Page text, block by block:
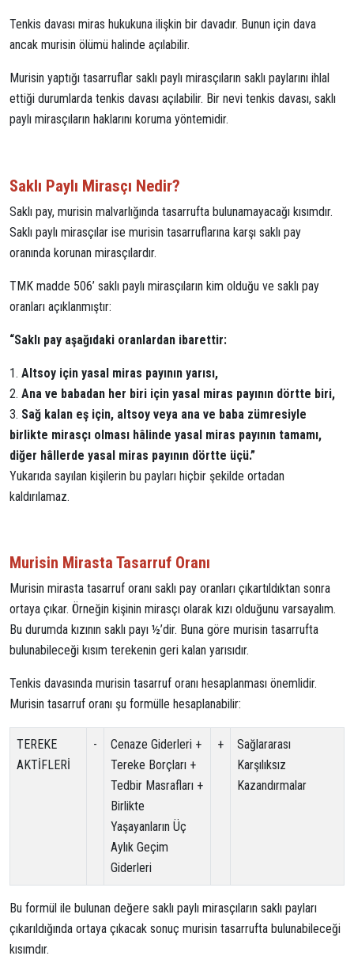
Tenkis davası miras hukukuna ilişkin bir davadır. Bunun için dava
ancak murisin ölümü halinde açılabilir.
Murisin yaptığı tasarruflar saklı paylı mirasçıların saklı paylarını ihlal
ettiği durumlarda tenkis davası açılabilir. Bir nevi tenkis davası, saklı
paylı mirasçıların haklarını koruma yöntemidir.
Saklı Paylı Mirasçı Nedir?
Saklı pay, murisin malvarlığında tasarrufta bulunamayacağı kısımdır.
Saklı paylı mirasçılar ise murisin tasarruflarına karşı saklı pay
oranında korunan mirasçılardır.
TMK madde 506’ saklı paylı mirasçıların kim olduğu ve saklı pay
oranları açıklanmıştır:
“Saklı pay aşağıdaki oranlardan ibarettir:
Altsoy için yasal miras payının yarısı,
Ana ve babadan her biri için yasal miras payının dörtte biri,
Sağ kalan eş için, altsoy veya ana ve baba zümresiyle
birlikte mirasçı olması hâlinde yasal miras payının tamamı,
diğer hâllerde yasal miras payının dörtte üçü.”
Yukarıda sayılan kişilerin bu payları hiçbir şekilde ortadan
kaldırılamaz.
Murisin Mirasta Tasarruf Oranı
Murisin mirasta tasarruf oranı saklı pay oranları çıkartıldıktan sonra
ortaya çıkar. Örneğin kişinin mirasçı olarak kızı olduğunu varsayalım.
Bu durumda kızının saklı payı ½’dir. Buna göre murisin tasarrufta
bulunabileceği kısım terekenin geri kalan yarısıdır.
Tenkis davasında murisin tasarruf oranı hesaplanması önemlidir.
Murisin tasarruf oranı şu formülle hesaplanabilir:
TEREKE
AKTİFLERİ
-
Cenaze Giderleri +
Tereke Borçları +
Tedbir Masrafları +
Birlikte
Yaşayanların Üç
Aylık Geçim
Giderleri
+
Sağlararası
Karşılıksız
Kazandırmalar
Bu formül ile bulunan değere saklı paylı mirasçıların saklı payları
çıkarıldığında ortaya çıkacak sonuç murisin tasarrufta bulunabileceği
kısımdır.